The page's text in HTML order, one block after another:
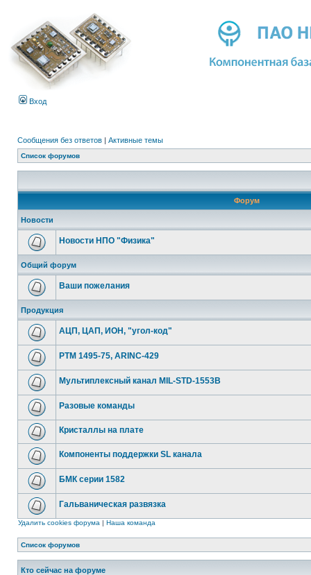
Вход
Сообщения без ответов | Активные темы
Список форумов
Форум
Новости
Новости НПО "Физика"
Общий форум
Ваши пожелания
Продукция
АЦП, ЦАП, ИОН, "угол-код"
РТМ 1495-75, ARINC-429
Мультиплексный канал MIL-STD-1553B
Разовые команды
Кристаллы на плате
Компоненты поддержки SL канала
БМК серии 1582
Гальваническая развязка
Удалить cookies форума | Наша команда
Список форумов
Кто сейчас на форуме